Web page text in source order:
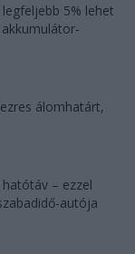
5% lehet
álomhatárt,
– ezzel
autója